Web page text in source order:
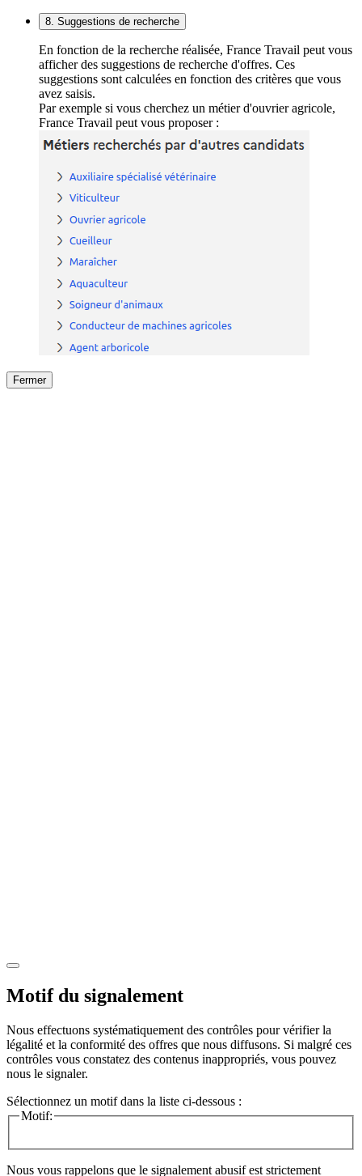
8. Suggestions de recherche
En fonction de la recherche réalisée, France Travail peut vous
afficher des suggestions de recherche d'offres. Ces
suggestions sont calculées en fonction des critères que vous
avez saisis.
Par exemple si vous cherchez un métier d'ouvrier agricole,
France Travail peut vous proposer :
Fermer
Motif du signalement
Nous effectuons systématiquement des contrôles pour vérifier la
légalité et la conformité des offres que nous diffusons. Si malgré ces
contrôles vous constatez des contenus inappropriés, vous pouvez
nous le signaler.
Sélectionnez un motif dans la liste ci-dessous :
Motif:
Nous vous rappelons que le signalement abusif est strictement